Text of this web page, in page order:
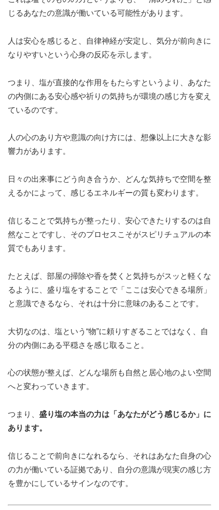
じるあなたの意識が働いている可能性があります。
人は安心を感じると、自律神経が安定し、気分が前向きに
なりやすいという心身の反応を示します。
つまり、塩が直接的な作用をもたらすというより、あなた
の内側にある安心感や祈りの気持ちが環境の感じ方を変え
ているのです。
人の心のあり方や意識の向け方には、想像以上に大きな影
響力があります。
日々の出来事にどう向き合うか、どんな気持ちで空間を整
えるかによって、感じるエネルギーの質も変わります。
信じることで気持ちが整ったり、安心できたりするのは自
然なことですし、そのプロセスこそがスピリチュアルの本
質でもあります。
たとえば、部屋の掃除や香を焚くと気持ちがスッと軽くな
るように、盛り塩をすることで「ここは安心できる場所」
と意識できるなら、それは十分に意味のあることです。
大切なのは、塩という“物”に頼りすぎることではなく、自
分の内側にある平穏さを感じ取ること。
心の状態が整えば、どんな場所も自然と居心地のよい空間
へと変わっていきます。
つまり、 盛り塩の本当の力は「あなたがどう感じるか」に
あります。
信じることで前向きになれるなら、それはあなた自身の心
の力が働いている証拠であり、自分の意識が現実の感じ方
を豊かにしているサインなのです。